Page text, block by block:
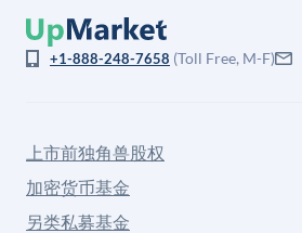
+1-888-248-7658 (Toll Free, M-F)
上市前独角兽股权
加密货币基金
另类私募基金